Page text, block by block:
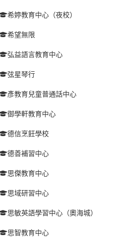
希婷教育中心（夜校）
希望無限
弘益語言教育中心
弦星琴行
彥教育兒童普通話中心
御學軒教育中心
德信烹飪學校
德善補習中心
思傑教育中心
思域研習中心
思敏英語學習中心（奧海城）
思智教育中心